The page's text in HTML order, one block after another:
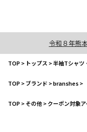
令和８年熊
TOP> トップス >半袖Tシャツ
TOP>ブランド >branshes>
TOP>その他>クーポン対象ア